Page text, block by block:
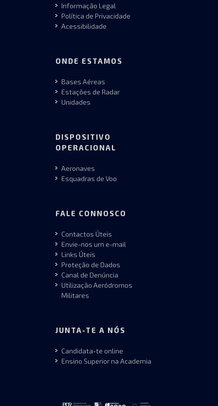
Informação Legal
Política de Privacidade
Acessibilidade
ONDE ESTAMOS
Bases Aéreas
Estações de Radar
Unidades
DISPOSITIVO
OPERACIONAL
Aeronaves
Esquadras de Voo
FALE CONNOSCO
Contactos Úteis
Envie-nos um e-mail
Links Úteis
Proteção de Dados
Canal de Denúncia
Utilização Aeródromos
Militares
JUNTA-TE A NÓS
Candidata-te online
Ensino Superior na Academia